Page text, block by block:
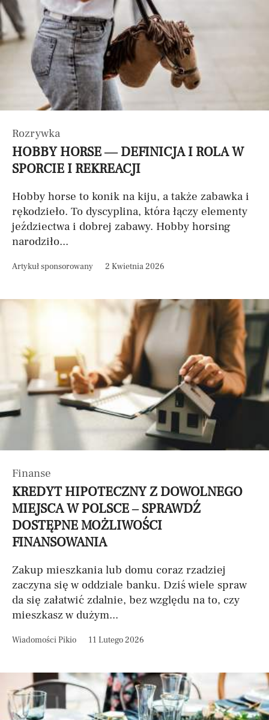
Rozrywka
HOBBY HORSE — DEFINICJA I ROLA W
SPORCIE I REKREACJI
Hobby horse to konik na kiju, a także zabawka i
rękodzieło. To dyscyplina, która łączy elementy
jeździectwa i dobrej zabawy. Hobby horsing
narodziło...
Artykuł sponsorowany 2 Kwietnia 2026
Finanse
KREDYT HIPOTECZNY Z DOWOLNEGO
MIEJSCA W POLSCE – SPRAWDŹ
DOSTĘPNE MOŻLIWOŚCI
FINANSOWANIA
Zakup mieszkania lub domu coraz rzadziej
zaczyna się w oddziale banku. Dziś wiele spraw
da się załatwić zdalnie, bez względu na to, czy
mieszkasz w dużym...
Wiadomości Pikio 11 Lutego 2026